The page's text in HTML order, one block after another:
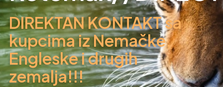
DIREKTAN KONTAKT sa
kupcima iz Nemačke,
Engleske i drugih
zemalja!!!